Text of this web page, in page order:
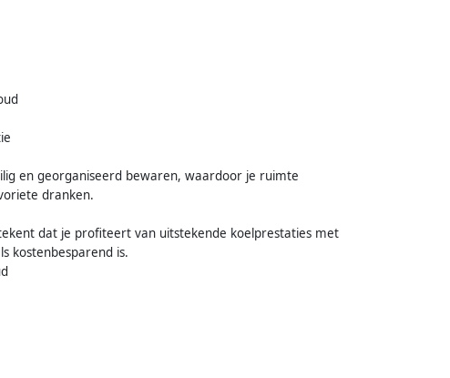
en georganiseerd bewaren, waardoor je ruimte
dranken.
dat je profiteert van uitstekende koelprestaties met
kostenbesparend is.